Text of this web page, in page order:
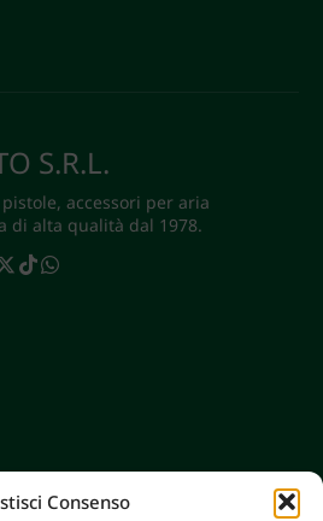
Consenso
S.R.L.
accessori per aria
di alta qualità dal 1978.